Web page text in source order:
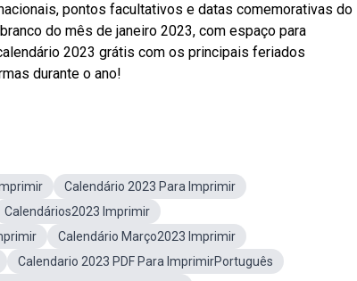
pontos facultativos e datas comemorativas do
do mês de janeiro 2023, com espaço para
2023 grátis com os principais feriados
durante o ano!
Calendário 2023 Para Imprimir
Calendários2023 Imprimir
Calendário Março2023 Imprimir
Calendario 2023 PDF Para ImprimirPortuguês